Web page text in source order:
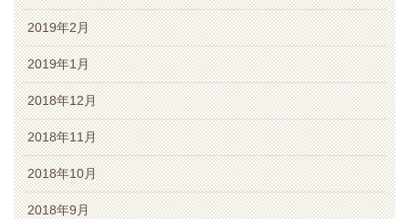
2019年2月
2019年1月
2018年12月
2018年11月
2018年10月
2018年9月